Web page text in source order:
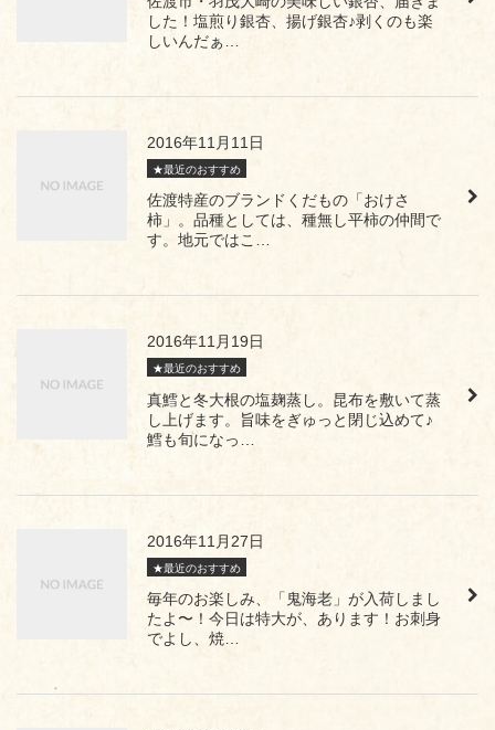
した！塩煎り銀杏、揚げ銀杏♪剥くのも楽
しいんだぁ…
2016年11月11日
★最近のおすすめ
佐渡特産のブランドくだもの「おけさ
柿」。品種としては、種無し平柿の仲間で
す。地元ではこ…
2016年11月19日
★最近のおすすめ
真鱈と冬大根の塩麹蒸し。昆布を敷いて蒸
し上げます。旨味をぎゅっと閉じ込めて♪
鱈も旬になっ…
2016年11月27日
★最近のおすすめ
毎年のお楽しみ、「鬼海老」が入荷しまし
たよ〜！今日は特大が、あります！お刺身
でよし、焼…